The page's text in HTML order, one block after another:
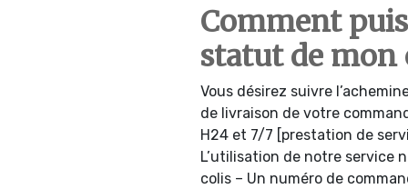
Comment
statut de mon
Vous désirez suivre
de livraison de votre
H24 et 7/7 [prestation de
L’utilisation de notre service
colis – Un numéro de